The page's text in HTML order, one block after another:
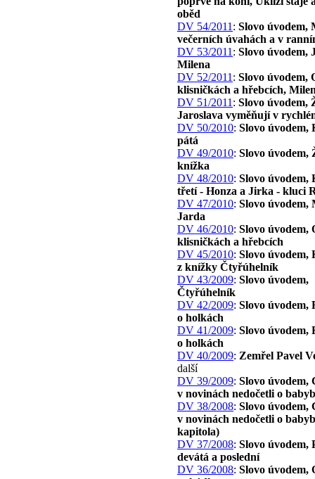
oběd
DV 54/2011 : Slovo úvodem,
večerních úvahách a v
DV 53/2011 : Slovo úvodem,
Milena
DV 52/2011 : Slovo úvodem,
klisničkách a hřebcích,
DV 51/2011 : Slovo úvodem,
Jaroslava vyměňují v
DV 50/2010: Slovo úvodem,
pátá
DV 49/2010: Slovo úvodem,
knížka
DV 48/2010: Slovo úvodem,
třetí - Honza a Jirka - kluci
DV 47/2010: Slovo úvodem,
Jarda
DV 46/2010: Slovo úvodem,
klisničkách a hřebcích
DV 45/2010: Slovo úvodem,
z knížky Čtyřúhelník
DV 43/2009: Slovo úvodem,
Čtyřúhelník
DV 42/2009: Slovo úvodem,
o holkách
DV 41/2009: Slovo úvodem,
o holkách
DV 40/2009: Zemřel Pavel
další
DV 39/2009: Slovo úvodem,
v novinách nedočetli o
DV 38/2008: Slovo úvodem,
v novinách nedočetli o
kapitola)
DV 37/2008: Slovo úvodem,
devátá a poslední
DV 36/2008: Slovo úvodem,